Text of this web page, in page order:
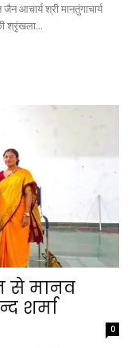
आचार्य श्री मानतुंगाचार्य
श्रृंखला...
से मानव
शर्मा
0